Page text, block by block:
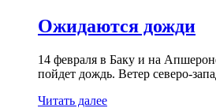
Ожидаются дожди
14 февраля в Баку и на
пойдет дождь. Ветер северо-
Читать далее